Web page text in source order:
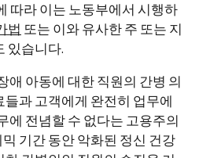
따라 이는 노동부에서 시행하
법 또는 이와 유사한 주 또는 지
있습니다.
애 아동에 대한 직원의 간병 의
과 고객에게 완전히 업무에
에 전념할 수 없다는 고용주의
기간 동안 악화된 정신 건강